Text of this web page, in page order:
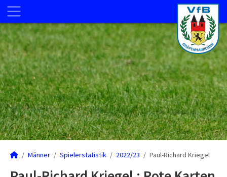
Männer Spielerstatistik 2022/23 Paul-Richard Kriegel